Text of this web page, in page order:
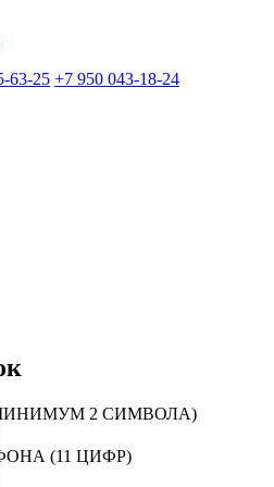
63-25 +7 950 043-18-24
2 СИМВОЛА)
(11 ЦИФР)